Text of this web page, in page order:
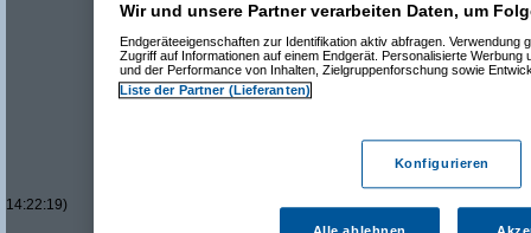
Re(11): Neue Auflösung: 5120x1600 (dizoam
Re(13): Neue Auflösung: 5120x1600(
Re(14): Neue Auflösung: 5120x1600(
Re(12): Neue Auflösung: 5120x1600
Re(13): Neue Auflösung: 5120x1600
Re(17): Neue Auflösung:
Re(18): Neue Auflösung:
14:22:19)
Re(19): Neue
Wir und unsere Partner verarbeiten Daten, um
Endgeräteeigenschaften zur Identifikation aktiv abfragen. Verwendung
Zugriff auf Informationen auf einem Endgerät. Personalisierte Werbung
und der Performance von Inhalten, Zielgruppenforschung sowie
Liste der Partner (Lieferanten)
Konfigurieren